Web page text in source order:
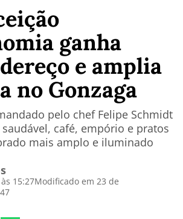
ganha
e amplia
no Gonzaga
pelo chef Felipe Schmidt
café, empório e pratos
mais amplo e iluminado
15:27Modificado em 23 de